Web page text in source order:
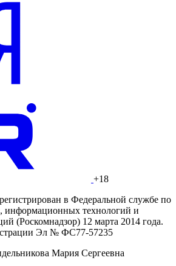
+18
в Федеральной службе по
информационных технологий и
(Роскомнадзор) 12 марта 2014 года.
Эл № ФС77-57235
Мария Сергеевна